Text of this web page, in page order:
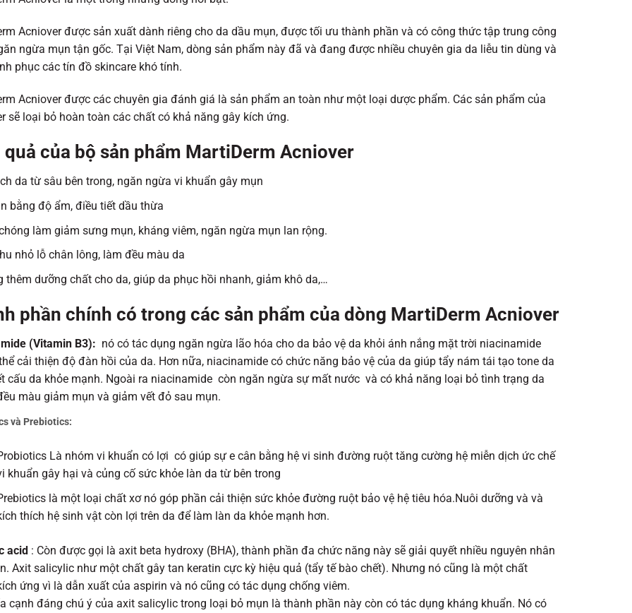
Acniover được sản xuất dành riêng cho da dầu mụn, được tối ưu thành phần và có công thức tập trung công
ngừa mụn tận gốc. Tại Việt Nam, dòng sản phẩm này đã và đang được nhiều chuyên gia da liễu tin dùng và
phục các tín đồ skincare khó tính.
Acniover được các chuyên gia đánh giá là sản phẩm an toàn như một loại dược phẩm. Các sản phẩm của
sẽ loại bỏ hoàn toàn các chất có khả năng gây kích ứng.
quả của bộ sản phẩm MartiDerm Acniover
da từ sâu bên trong, ngăn ngừa vi khuẩn gây mụn
bằng độ ẩm, điều tiết dầu thừa
làm giảm sưng mụn, kháng viêm, ngăn ngừa mụn lan rộng.
nhỏ lỗ chân lông, làm đều màu da
thêm dưỡng chất cho da, giúp da phục hồi nhanh, giảm khô da,…
phần chính có trong các sản phẩm của dòng MartiDerm Acniover
(Vitamin B3): nó có tác dụng ngăn ngừa lão hóa cho da bảo vệ da khỏi ánh nắng mặt trời niacinamide
cải thiện độ đàn hồi của da. Hơn nữa, niacinamide có chức năng bảo vệ của da giúp tẩy nám tái tạo tone da
cấu da khỏe mạnh. Ngoài ra niacinamide còn ngăn ngừa sự mất nước và có khả năng loại bỏ tình trạng da
màu giảm mụn và giảm vết đỏ sau mụn.
và Prebiotics:
Là nhóm vi khuẩn có lợi có giúp sự e cân bằng hệ vi sinh đường ruột tăng cường hệ miễn dịch ức chế
khuẩn gây hại và củng cố sức khỏe làn da từ bên trong
là một loại chất xơ nó góp phần cải thiện sức khỏe đường ruột bảo vệ hệ tiêu hóa.Nuôi dưỡng và và
thích hệ sinh vật còn lợi trên da để làm làn da khỏe mạnh hơn.
acid: Còn được gọi là axit beta hydroxy (BHA), thành phần đa chức năng này sẽ giải quyết nhiều nguyên nhân
Axit salicylic như một chất gây tan keratin cực kỳ hiệu quả (tẩy tế bào chết). Nhưng nó cũng là một chất
ứng vì là dẫn xuất của aspirin và nó cũng có tác dụng chống viêm.
cạnh đáng chú ý của axit salicylic trong loại bỏ mụn là thành phần này còn có tác dụng kháng khuẩn. Nó có